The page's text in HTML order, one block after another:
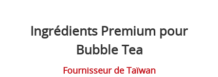
Ingrédients Premium pour
Bubble Tea
Fournisseur de Taïwan